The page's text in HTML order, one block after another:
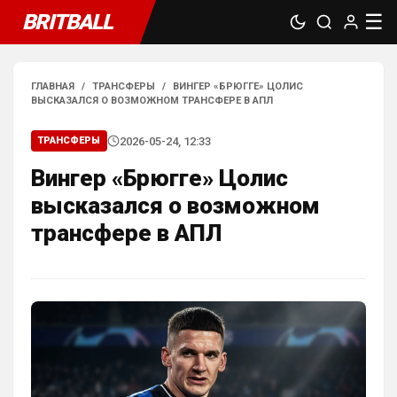
BRITBALL ☰
ГЛАВНАЯ / ТРАНСФЕРЫ /
ВИНГЕР «БРЮГГЕ» ЦОЛИС
ВЫСКАЗАЛСЯ О ВОЗМОЖНОМ ТРАНСФЕРЕ В АПЛ
ТРАНСФЕРЫ 2026-05-24, 12:33
Вингер «Брюгге» Цолис
высказался о возможном
трансфере в АПЛ
SkaVik• 17:10
Должны смущать Лёлик и Болик, и черти
еже с ними.)
Аристократ
Ответ для Britball
AndRey • 19:26
Ответ для Аристократ
А меня смущают слова Мудрик, Бадиашиле,
Делап, Тосин, Фофана , и Гиттенс )